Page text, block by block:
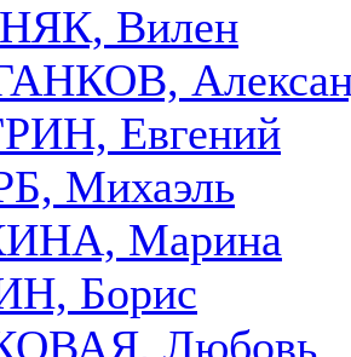
Вилен
Евгений
Михаэль
Марина
Борис
Любовь